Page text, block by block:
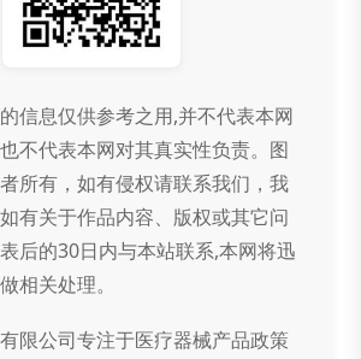
信息仅供参考之用,并不代表本网
不代表本网对其真实性负责。图
所有，如有侵权请联系我们，我
有关于作品内容、版权或其它问
后的30日内与本站联系,本网将迅
相关处理。
限公司专注于医疗器械产品政策